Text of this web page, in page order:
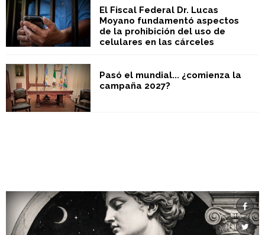
El Fiscal Federal Dr. Lucas
Moyano fundamentó aspectos
de la prohibición del uso de
celulares en las cárceles
Pasó el mundial... ¿comienza la
campaña 2027?